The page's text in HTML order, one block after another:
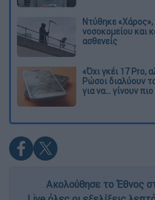
Ντύθηκε
νοσοκομείου και
ασθενείς
«Όχι γκέι 17 Pro,
Ρώσοι διαλύουν
για να... γίνουν
Ακολούθησε το Έθνος